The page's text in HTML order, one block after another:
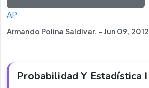
AP
Armando Polina Saldivar. - Jun 09, 2012
Probabilidad Y Estadística I